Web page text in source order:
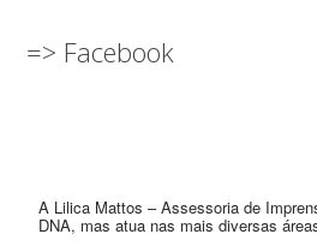
=> Facebook
A Lilica Mattos – Assessoria de
DNA, mas atua nas mais diversas